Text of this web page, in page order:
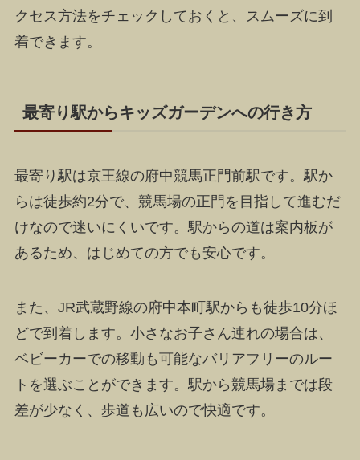
クセス方法をチェックしておくと、スムーズに到
着できます。
最寄り駅からキッズガーデンへの行き方
最寄り駅は京王線の府中競馬正門前駅です。駅か
らは徒歩約2分で、競馬場の正門を目指して進むだ
けなので迷いにくいです。駅からの道は案内板が
あるため、はじめての方でも安心です。
また、JR武蔵野線の府中本町駅からも徒歩10分ほ
どで到着します。小さなお子さん連れの場合は、
ベビーカーでの移動も可能なバリアフリーのルー
トを選ぶことができます。駅から競馬場までは段
差が少なく、歩道も広いので快適です。